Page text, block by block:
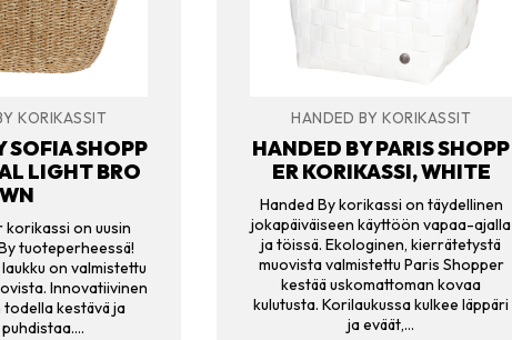
KORIKASSIT
SOFIA SHOPP
LIGHT BRO
WN
korikassi on uusin
tuoteperheessä!
on valmistettu
Innovatiivinen
kestävä ja
HANDED BY KORIKASSIT
HANDED BY PARIS SHOPP
ER KORIKASSI, WHITE
Handed By korikassi on täydellinen
jokapäiväiseen käyttöön vapaa-ajalla
ja töissä. Ekologinen, kierrätetystä
muovista valmistettu Paris Shopper
kestää uskomattoman kovaa
kulutusta. Korilaukussa kulkee läppäri
ja eväät,…